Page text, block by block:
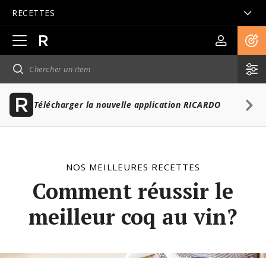
RECETTES
Ouvrir
la
navigation
principale
Télécharger la nouvelle application RICARDO
NOS MEILLEURES RECETTES
Comment réussir le
meilleur coq au vin?